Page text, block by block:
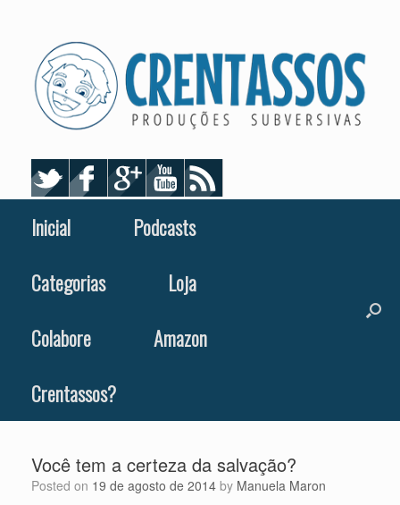
Inicial
Podcasts
Categorias
Loja
Colabore
Amazon
Crentassos?
Você tem a certeza da salvação?
Posted on 19 de agosto de 2014 by Manuela Maron